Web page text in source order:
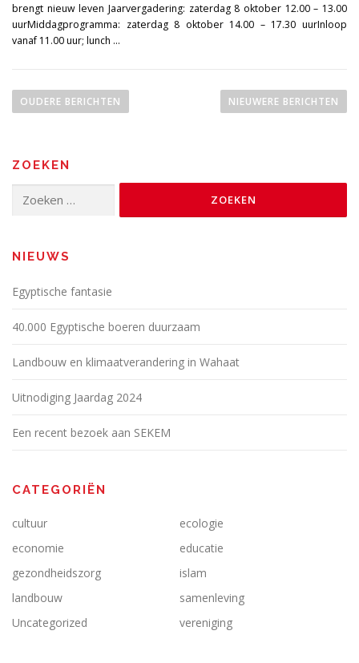
brengt nieuw leven Jaarvergadering: zaterdag 8 oktober 12.00 – 13.00
uurMiddagprogramma: zaterdag 8 oktober 14.00 – 17.30 uurInloop
vanaf 11.00 uur; lunch …
e
c
h
n
n
a
i
a
t
e
OUDERE BERICHTEN NIEUWERE BERICHTEN
ZOEKEN
naar:
NIEUWS
Egyptische fantasie
40.000 Egyptische boeren duurzaam
Landbouw en klimaatverandering in Wahaat
Uitnodiging Jaardag 2024
Een recent bezoek aan SEKEM
CATEGORIËN
cultuur
ecologie
economie
educatie
gezondheidszorg
islam
landbouw
samenleving
Uncategorized
vereniging